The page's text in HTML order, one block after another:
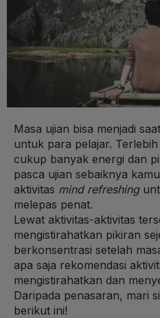
Masa ujian bisa menjadi
untuk para pelajar.
cukup banyak energi dan
pasca ujian sebaiknya
aktivitas mind refreshing
melepas penat.
Lewat aktivitas-aktivitas
mengistirahatkan pikiran
berkonsentrasi setelah
apa saja rekomendasi
mengistirahatkan dan
Daripada penasaran, mari
berikut ini!